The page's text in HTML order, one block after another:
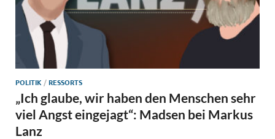
POLITIK /RESSORTS
„Ich glaube, wir haben den Menschen sehr
viel Angst eingejagt“: Madsen bei Markus
Lanz